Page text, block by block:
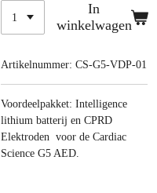
In
winkelwagen
Artikelnummer: CS-G5-VDP-01
Voordeelpakket: Intelligence
lithium batterij en CPRD
Elektroden voor de Cardiac
Science G5 AED.